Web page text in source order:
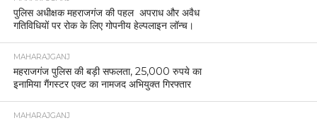
पुलिस अधीक्षक महराजगंज की पहल अपराध और अवैध
गतिविधियों पर रोक के लिए गोपनीय हेल्पलाइन लॉन्च।
MAHARAJGANJ
महराजगंज पुलिस की बड़ी सफलता, 25,000 रुपये का
इनामिया गैंगस्टर एक्ट का नामजद अभियुक्त गिरफ्तार
MAHARAJGANJ